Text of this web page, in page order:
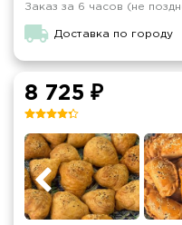
Заказ за 6 часов (не
Доставка по городу
8 725 ₽